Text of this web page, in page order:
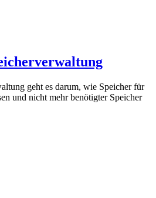
geht es darum, wie Speicher für
und nicht mehr benötigter Speicher